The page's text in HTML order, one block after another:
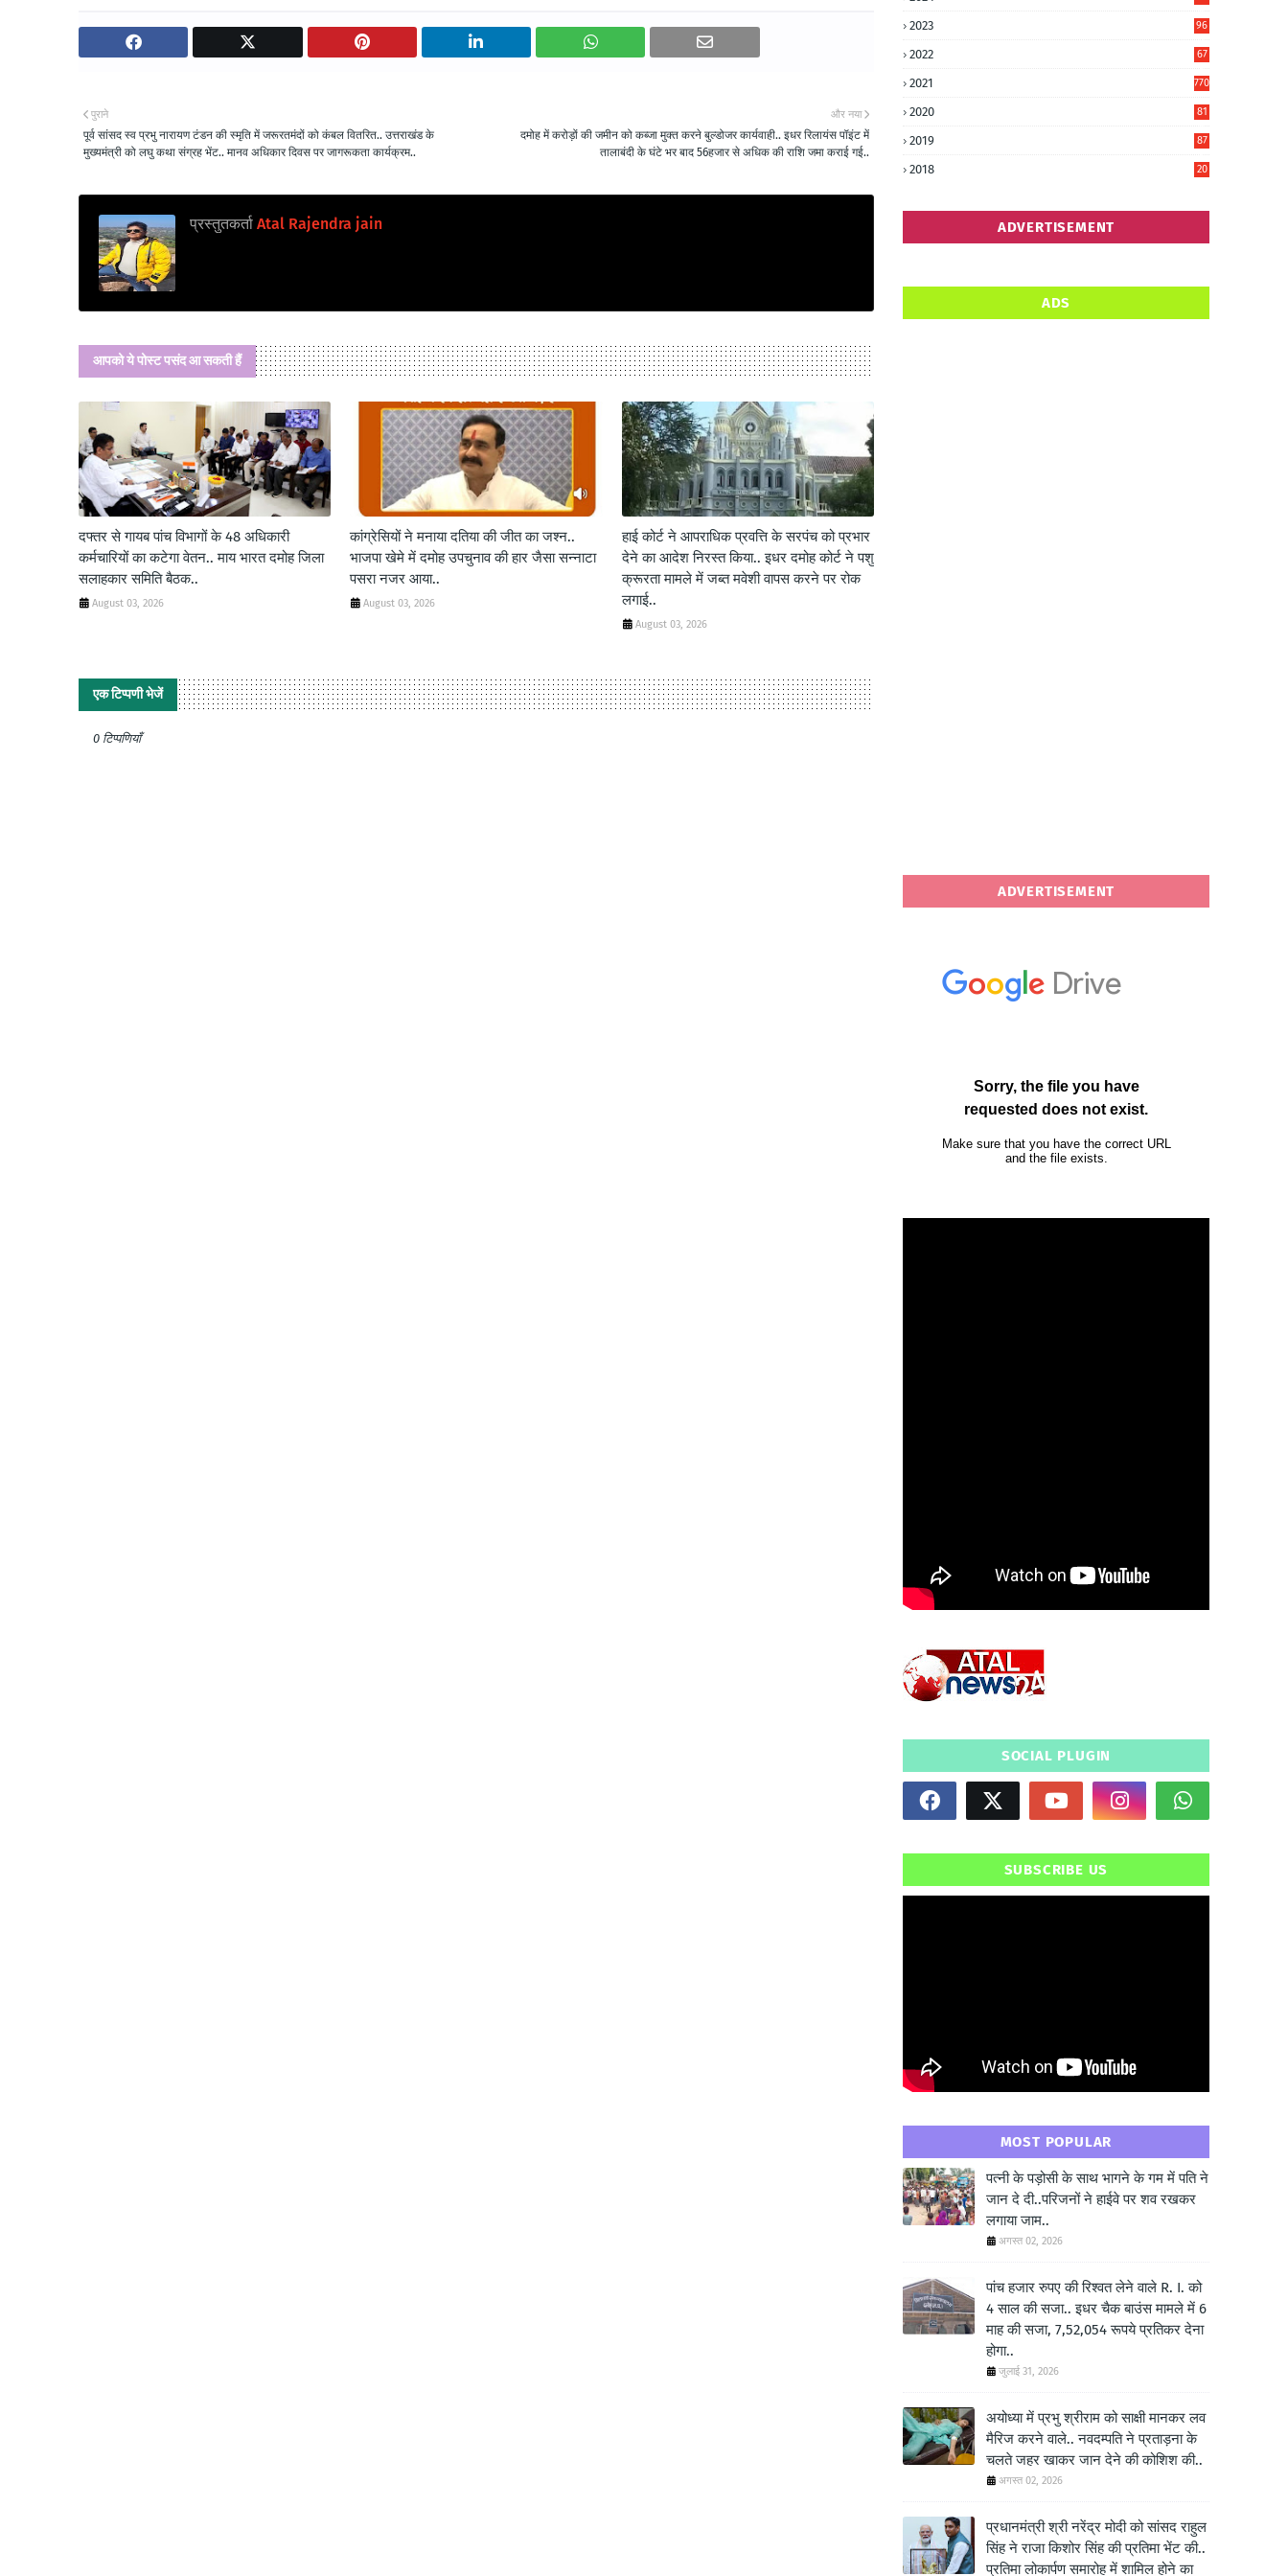
और नया
दमोह में करोड़ों की जमीन को कब्जा मुक्त करने बुल्डोजर कार्यवाही.. इधर रिलायंस पॉइंट में
तालाबंदी के घंटे भर बाद 56हजार से अधिक की राशि जमा कराई गई..
पुराने
पूर्व सांसद स्व प्रभु नारायण टंडन की स्मृति में जरूरतमंदों को कंबल वितरित.. उत्तराखंड के
मुख्यमंत्री को लघु कथा संग्रह भेंट.. मानव अधिकार दिवस पर जागरूकता कार्यक्रम..
प्रस्तुतकर्ता Atal Rajendra jain
आपको ये पोस्ट पसंद आ सकती हैं
दफ्तर से गायब पांच विभागों के 48 अधिकारी
कर्मचारियों का कटेगा वेतन.. माय भारत दमोह जिला
सलाहकार समिति बैठक..
August 03, 2026
कांग्रेसियों ने मनाया दतिया की जीत का जश्न..
भाजपा खेमे में दमोह उपचुनाव की हार जैसा सन्नाटा
पसरा नजर आया..
August 03, 2026
हाई कोर्ट ने आपराधिक प्रवत्ति के सरपंच को प्रभार
देने का आदेश निरस्त किया.. इधर दमोह कोर्ट ने पशु
क्रूरता मामले में जब्त मवेशी वापस करने पर रोक
लगाई..
August 03, 2026
एक टिप्पणी भेजें
0 टिप्पणियाँ
2023
96
2022
67
2021 770
2020
81
2019
87
2018
20
ADVERTISEMENT
ADS
ADVERTISEMENT
SOCIAL PLUGIN
SUBSCRIBE US
MOST POPULAR
पत्नी के पड़ोसी के साथ भागने के गम में पति ने
जान दे दी..परिजनों ने हाईवे पर शव रखकर
लगाया जाम..
अगस्त 02, 2026
पांच हजार रुपए की रिश्वत लेने वाले R. I. को
4 साल की सजा.. इधर चैक बाउंस मामले में 6
माह की सजा, 7,52,054 रूपये प्रतिकर देना
होगा..
जुलाई 31, 2026
अयोध्या में प्रभु श्रीराम को साक्षी मानकर लव
मैरिज करने वाले.. नवदम्पति ने प्रताड़ना के
चलते जहर खाकर जान देने की कोशिश की..
अगस्त 02, 2026
प्रधानमंत्री श्री नरेंद्र मोदी को सांसद राहुल
सिंह ने राजा किशोर सिंह की प्रतिमा भेंट की..
प्रतिमा लोकार्पण समारोह में शामिल होने का